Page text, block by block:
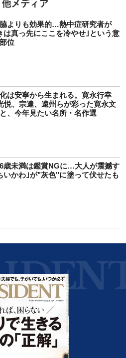
よりも効果的…熱中症研究者が
は真っ先にここを冷やせ｣という意
位
は安寧から生まれる。寛永行幸
悦、宗達、遠州らが彩った寛永文
、今年見たい名所・名作選
歳未満は鑑賞NGに…大人が震撼す
いかわ｣が"灰色"に塗って伏せたも